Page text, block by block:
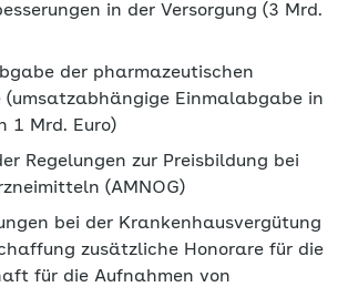
in der Versorgung (3 Mrd.
der pharmazeutischen
(umsatzabhängige Einmalabgabe in
1 Mrd. Euro)
Regelungen zur Preisbildung bei
(AMNOG)
bei der Krankenhausvergütung
zusätzliche Honorare für die
für die Aufnahmen von